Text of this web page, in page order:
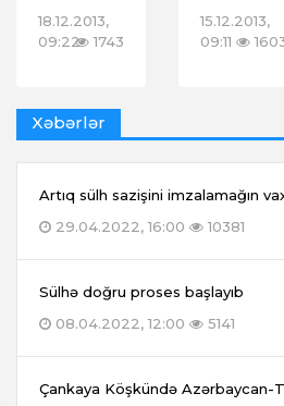
18.12.2013,
09:22
1743
15.12.2013,
09:11
Xəbərlər
Artıq sülh sazişini imzalamağın
29.04.2022, 16:00
10381
Sülhə doğru proses başlayıb
08.04.2022, 12:00
5141
Çankaya Köşkündə Azərbaycan-